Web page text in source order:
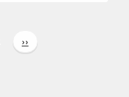
Volgende
pagina
››